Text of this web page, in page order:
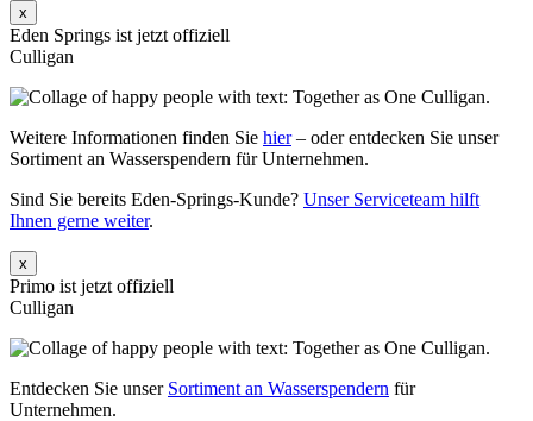
x
Eden Springs ist jetzt offiziell
Culligan
Weitere Informationen finden Sie hier– oder entdecken Sie unser
Sortiment an Wasserspendern für Unternehmen.
Sind Sie bereits Eden-Springs-Kunde? Unser Serviceteam hilft
Ihnen gerne weiter.
x
Primo ist jetzt offiziell
Culligan
Entdecken Sie unser Sortiment an Wasserspendern für
Unternehmen.